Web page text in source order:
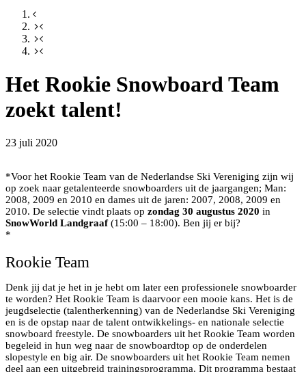
Het Rookie Snowboard Team
zoekt talent!
23 juli 2020
*Voor het Rookie Team van de Nederlandse Ski Vereniging zijn wij
op zoek naar getalenteerde snowboarders uit de jaargangen; Man:
2008, 2009 en 2010 en dames uit de jaren: 2007, 2008, 2009 en
2010. De selectie vindt plaats op zondag 30 augustus 2020 in
SnowWorld Landgraaf(15:00 – 18:00). Ben jij er bij?
*
Rookie Team
Denk jij dat je het in je hebt om later een professionele snowboarder
te worden? Het Rookie Team is daarvoor een mooie kans. Het is de
jeugdselectie (talentherkenning) van de Nederlandse Ski Vereniging
en is de opstap naar de talent ontwikkelings- en nationale selectie
snowboard freestyle. De snowboarders uit het Rookie Team worden
begeleid in hun weg naar de snowboardtop op de onderdelen
slopestyle en big air. De snowboarders uit het Rookie Team nemen
deel aan een uitgebreid trainingsprogramma. Dit programma bestaat